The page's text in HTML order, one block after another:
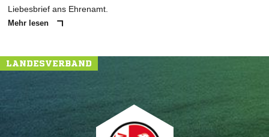
Liebesbrief ans Ehrenamt.
Mehr lesen
LANDESVERBAND